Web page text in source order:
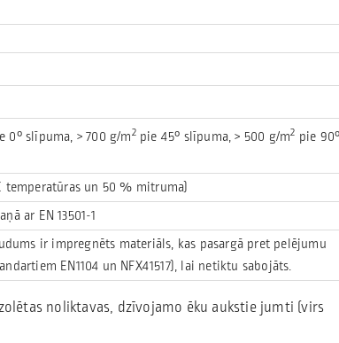
0° slīpuma, > 700 g/m2pie 45° slīpuma, > 500 g/m2 pie 90°
temperatūras un 50 % mitruma)
ar EN 13501-1
ir impregnēts materiāls, kas pasargā pret pelējumu
EN1104 un NFX41517), lai netiktu sabojāts.
noliktavas, dzīvojamo ēku aukstie jumti (virs